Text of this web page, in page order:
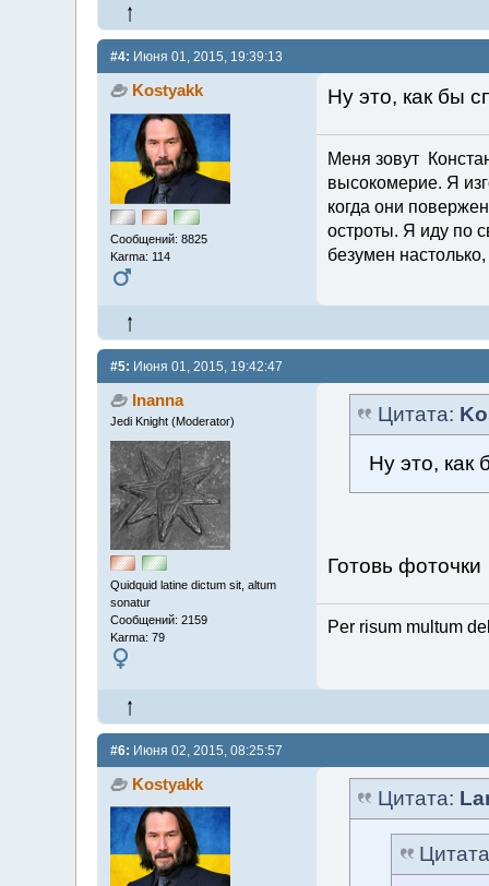
#4: Июня 01, 2015, 19:39:13
Kostyakk
Сообщений: 8825
Karma: 114
Ну это, как бы
Меня зовут
высокомерие. Я
когда они
остроты. Я иду по
безумен
#5: Июня 01, 2015, 19:42:47
Inanna
Jedi Knight (Moderator)
Quidquid latine dictum sit, altum
sonatur
Сообщений: 2159
Karma: 79
Цитата:
Ну это, как
Готовь
Per risum multum
#6: Июня 02, 2015, 08:25:57
Kostyakk
Цитата: